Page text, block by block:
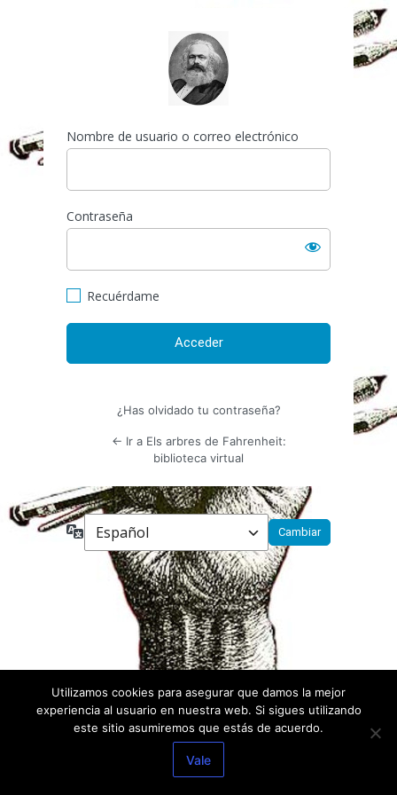
https://espai-marx.net/
Nombre de usuario o correo electrónico
Contraseña
Recuérdame
¿Has olvidado tu contraseña?
← Ir a Els arbres de Fahrenheit:
biblioteca virtual
Idioma
Utilizamos cookies para asegurar que damos la mejor
experiencia al usuario en nuestra web. Si sigues utilizando
este sitio asumiremos que estás de acuerdo.
Vale